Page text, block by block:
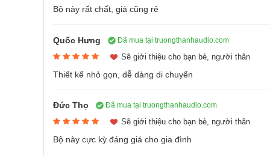
Sử dụng
và tái tạo
nghị và sân
Vatasa V6 Pro được thiết kế để mang lại sự chủ
dùng có thể can thiệp sâu vào các thông số quan
cá nhân thay vì phụ thuộc hoàn toàn vào các thiết lập
Bộ này rất chất, giá cũng rẻ
Quốc Hưng Đã mua tại truongthanhaudio.com
Sẽ giới thiệu cho bạn bè, người thân
Thiết kế nhỏ gọn, dễ dàng di chuyển
Đức Thọ Đã mua tại truongthanhaudio.com
Sẽ giới thiệu cho bạn bè, người thân
Bộ này cực kỳ đáng giá cho gia đình